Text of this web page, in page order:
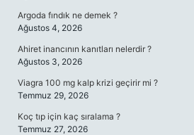
Argoda fındık ne demek ?
Ağustos 4, 2026
Ahiret inancının kanıtları nelerdir ?
Ağustos 3, 2026
Viagra 100 mg kalp krizi geçirir mi ?
Temmuz 29, 2026
Koç tıp için kaç sıralama ?
Temmuz 27, 2026